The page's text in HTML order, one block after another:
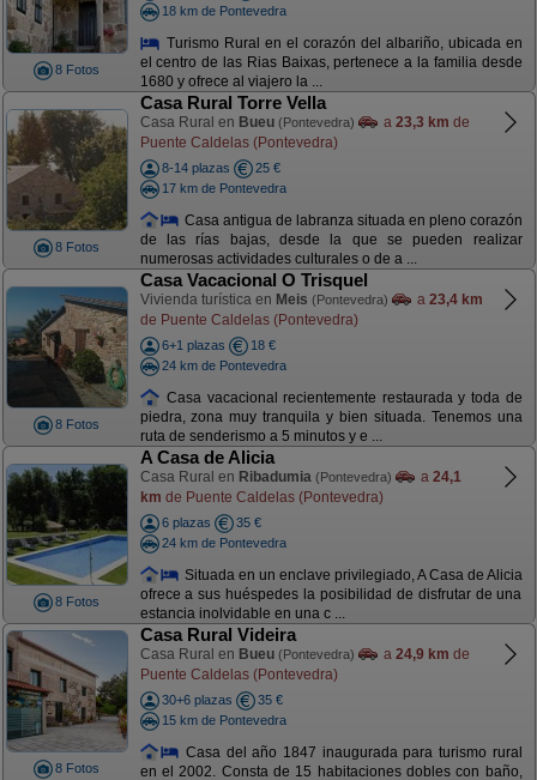
8 Fotos
18 km de Pontevedra
Turismo Rural en el corazón del albariño, ubicada en
el centro de las Rias Baixas, pertenece a la familia desde
1680 y ofrece al viajero la ...
8 Fotos
Casa Rural Torre Vella
Casa Rural en Bueu (Pontevedra) a 23,3 km de
Puente Caldelas (Pontevedra)
8-14 plazas
25 €
17 km de Pontevedra
Casa antigua de labranza situada en pleno corazón
de las rías bajas, desde la que se pueden realizar
numerosas actividades culturales o de a ...
8 Fotos
Casa Vacacional O Trisquel
Vivienda turística en Meis (Pontevedra) a 23,4 km
de Puente Caldelas (Pontevedra)
6+1 plazas
18 €
24 km de Pontevedra
Casa vacacional recientemente restaurada y toda de
piedra, zona muy tranquila y bien situada. Tenemos una
ruta de senderismo a 5 minutos y e ...
8 Fotos
A Casa de Alicia
Casa Rural en Ribadumia (Pontevedra) a 24,1
km de Puente Caldelas (Pontevedra)
6 plazas
35 €
24 km de Pontevedra
Situada en un enclave privilegiado, A Casa de Alicia
ofrece a sus huéspedes la posibilidad de disfrutar de una
estancia inolvidable en una c ...
8 Fotos
Casa Rural Videira
Casa Rural en Bueu (Pontevedra) a 24,9 km de
Puente Caldelas (Pontevedra)
30+6 plazas
35 €
15 km de Pontevedra
Casa del año 1847 inaugurada para turismo rural
en el 2002. Consta de 15 habitaciones dobles con baño,